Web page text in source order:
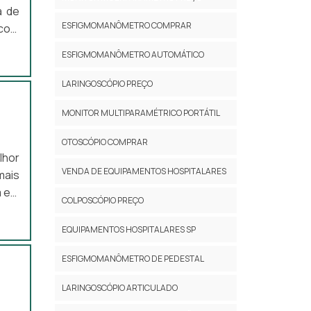
de
do
na
o
ESFIGMOMANÔMETRO COMPRAR
ESFIGMOMANÔMETRO AUTOMÁTICO
LARINGOSCÓPIO PREÇO
MONITOR MULTIPARAMÉTRICO PORTÁTIL
OTOSCÓPIO COMPRAR
VENDA DE EQUIPAMENTOS HOSPITALARES
COLPOSCÓPIO PREÇO
EQUIPAMENTOS HOSPITALARES SP
ESFIGMOMANÔMETRO DE PEDESTAL
LARINGOSCÓPIO ARTICULADO